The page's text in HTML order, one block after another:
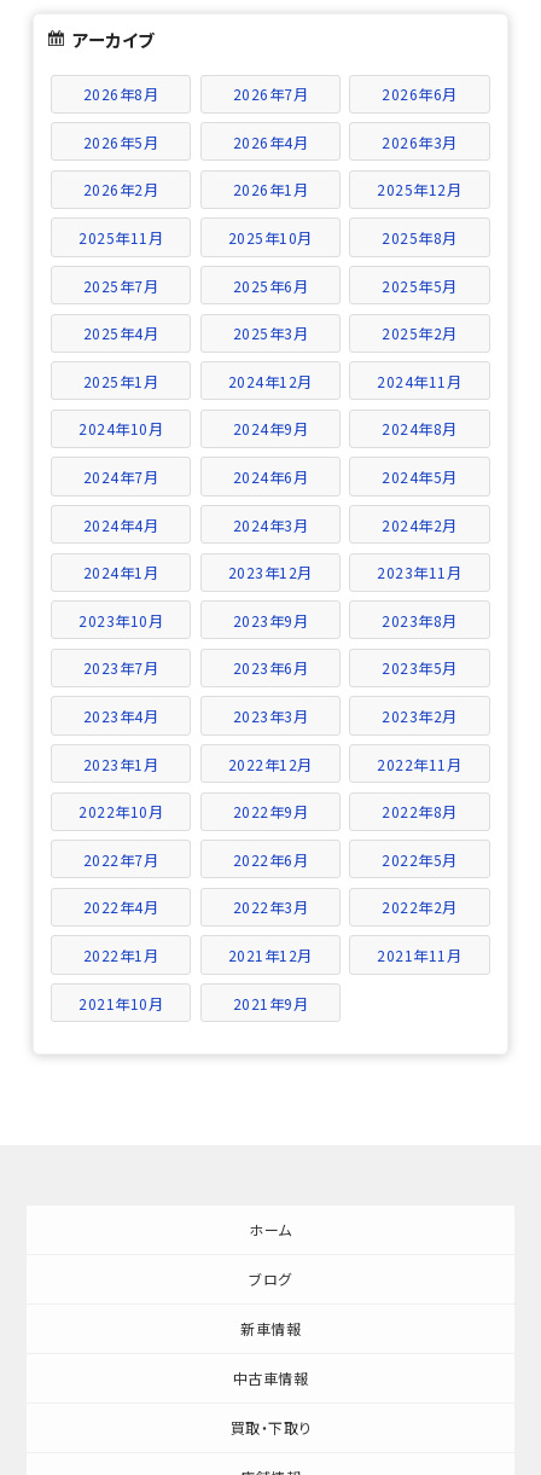
アーカイブ
2026年8月 2026年7月 2026年6月
2026年5月 2026年4月 2026年3月
2026年2月 2026年1月 2025年12月
2025年11月 2025年10月 2025年8月
2025年7月 2025年6月 2025年5月
2025年4月 2025年3月 2025年2月
2025年1月 2024年12月 2024年11月
2024年10月 2024年9月 2024年8月
2024年7月 2024年6月 2024年5月
2024年4月 2024年3月 2024年2月
2024年1月 2023年12月 2023年11月
2023年10月 2023年9月 2023年8月
2023年7月 2023年6月 2023年5月
2023年4月 2023年3月 2023年2月
2023年1月 2022年12月 2022年11月
2022年10月 2022年9月 2022年8月
2022年7月 2022年6月 2022年5月
2022年4月 2022年3月 2022年2月
2022年1月 2021年12月 2021年11月
2021年10月 2021年9月
ホーム
ブログ
新車情報
中古車情報
買取・下取り